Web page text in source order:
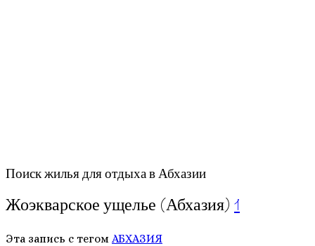
Поиск жилья для отдыха в Абхазии
Жоэкварское ущелье (Абхазия) 1
Эта запись с тегом АБХАЗИЯ